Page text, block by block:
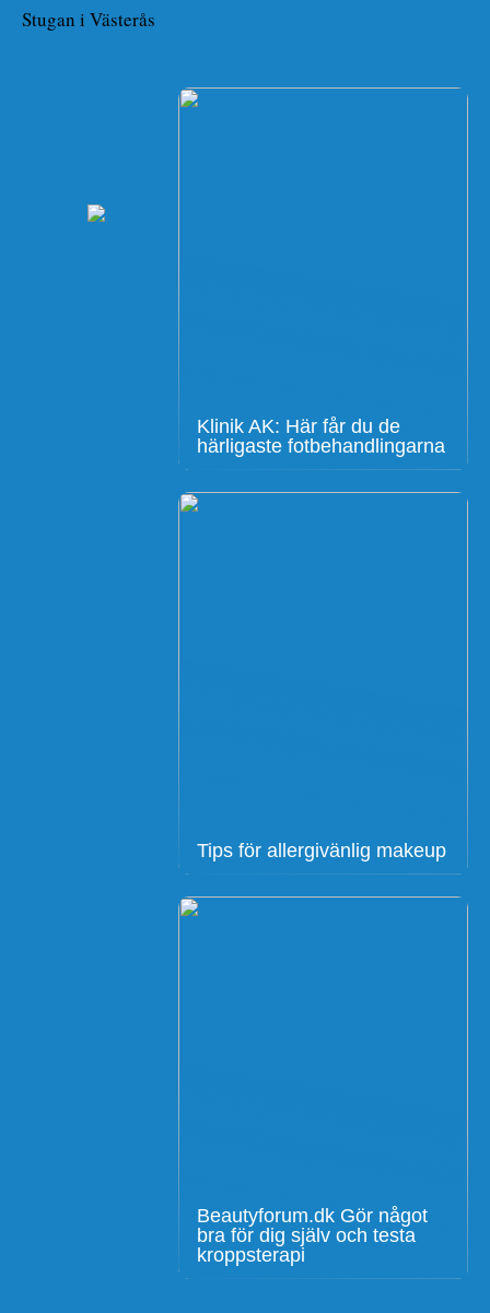
Stugan i Västerås
Klinik AK: Här får du de
härligaste fotbehandlingarna
Tips för allergivänlig makeup
Beautyforum.dk Gör något
bra för dig själv och testa
kroppsterapi